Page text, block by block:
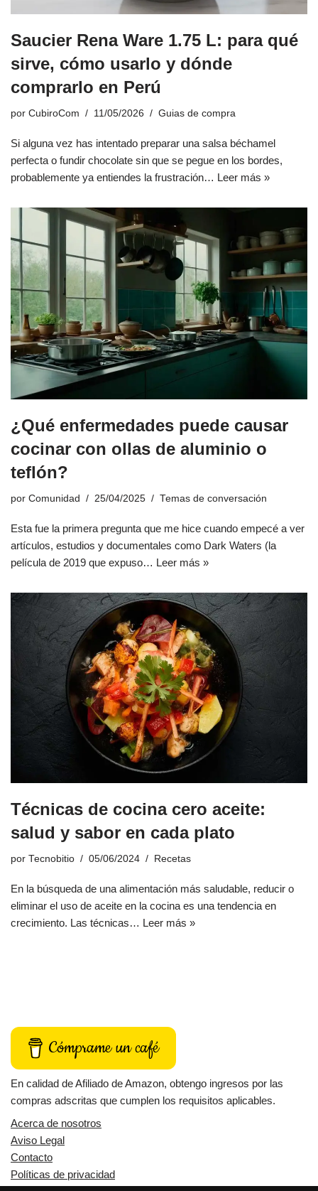
Saucier Rena Ware 1.75 L: para qué
sirve, cómo usarlo y dónde
comprarlo en Perú
por CubiroCom 11/05/2026 Guias de compra
Si alguna vez has intentado preparar una salsa béchamel
perfecta o fundir chocolate sin que se pegue en los bordes,
probablemente ya entiendes la frustración… Leer más »
¿Qué enfermedades puede causar
cocinar con ollas de aluminio o
teflón?
por Comunidad 25/04/2025 Temas de conversación
Esta fue la primera pregunta que me hice cuando empecé a ver
artículos, estudios y documentales como Dark Waters (la
película de 2019 que expuso… Leer más »
Técnicas de cocina cero aceite:
salud y sabor en cada plato
por Tecnobitio 05/06/2024 Recetas
En la búsqueda de una alimentación más saludable, reducir o
eliminar el uso de aceite en la cocina es una tendencia en
crecimiento. Las técnicas… Leer más »
Cómprame un café
En calidad de Afiliado de Amazon, obtengo ingresos por las
compras adscritas que cumplen los requisitos aplicables.
Acerca de nosotros
Aviso Legal
Contacto
Políticas de privacidad